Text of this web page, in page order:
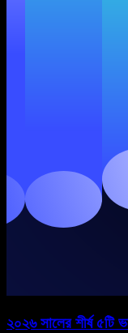
২০২৬ সালের শীর্ষ ৫টি